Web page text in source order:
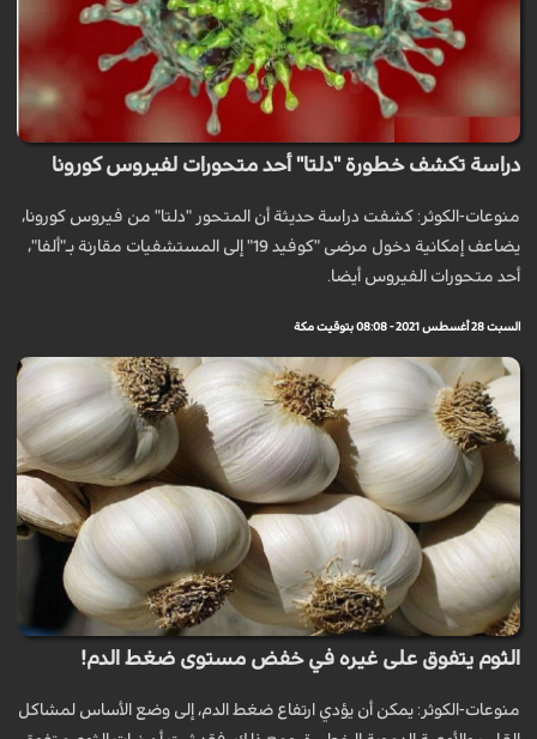
دراسة تكشف خطورة "دلتا" أحد متحورات لفيروس كورونا
منوعات-الكوثر: كشفت دراسة حديثة أن المتحور "دلتا" من فيروس كورونا،
يضاعف إمكانية دخول مرضى "كوفيد 19" إلى المستشفيات مقارنة بـ"ألفا"،
أحد متحورات الفيروس أيضا.
السبت 28 أغسطس 2021 - 08:08 بتوقيت مكة
الثوم يتفوق على غيره في خفض مستوى ضغط الدم!
منوعات-الكوثر: يمكن أن يؤدي ارتفاع ضغط الدم، إلى وضع الأساس لمشاكل